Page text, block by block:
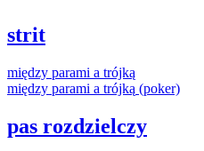
strit
między parami a trójką
między parami a trójką (poker)
pas rozdzielczy